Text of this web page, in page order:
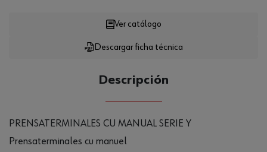
Loading...
Descargar ficha técnica
Ver catálogo
Descripción
PRENSATERMINALES CU MANUAL SERIE Y
Prensaterminales cu manuel